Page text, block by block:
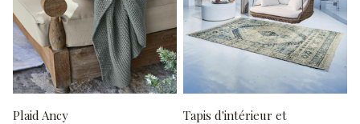
Plaid Ancy
Tapis d'intérieur et